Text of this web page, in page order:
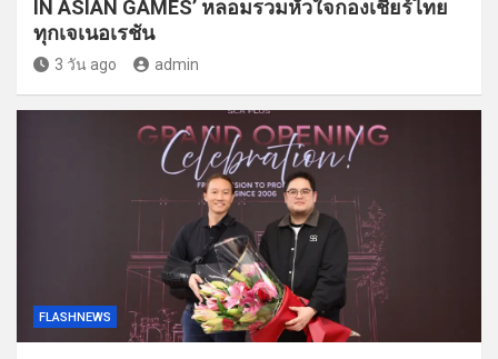
IN ASIAN GAMES’ หลอมรวมหัวใจกองเชียร์ไทย
ทุกเจเนอเรชัน
3 วัน ago admin
FLASHNEWS